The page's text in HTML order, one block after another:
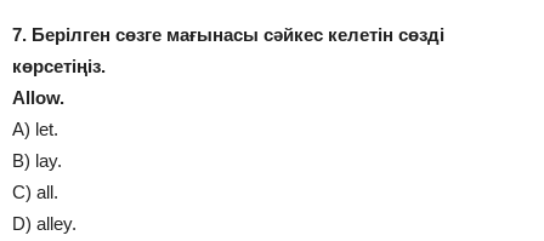
7. Берілген сөзге мағынасы сәйкес келетін сөзді
көрсетіңіз.
Allow.
A) let.
B) lay.
C) all.
D) alley.